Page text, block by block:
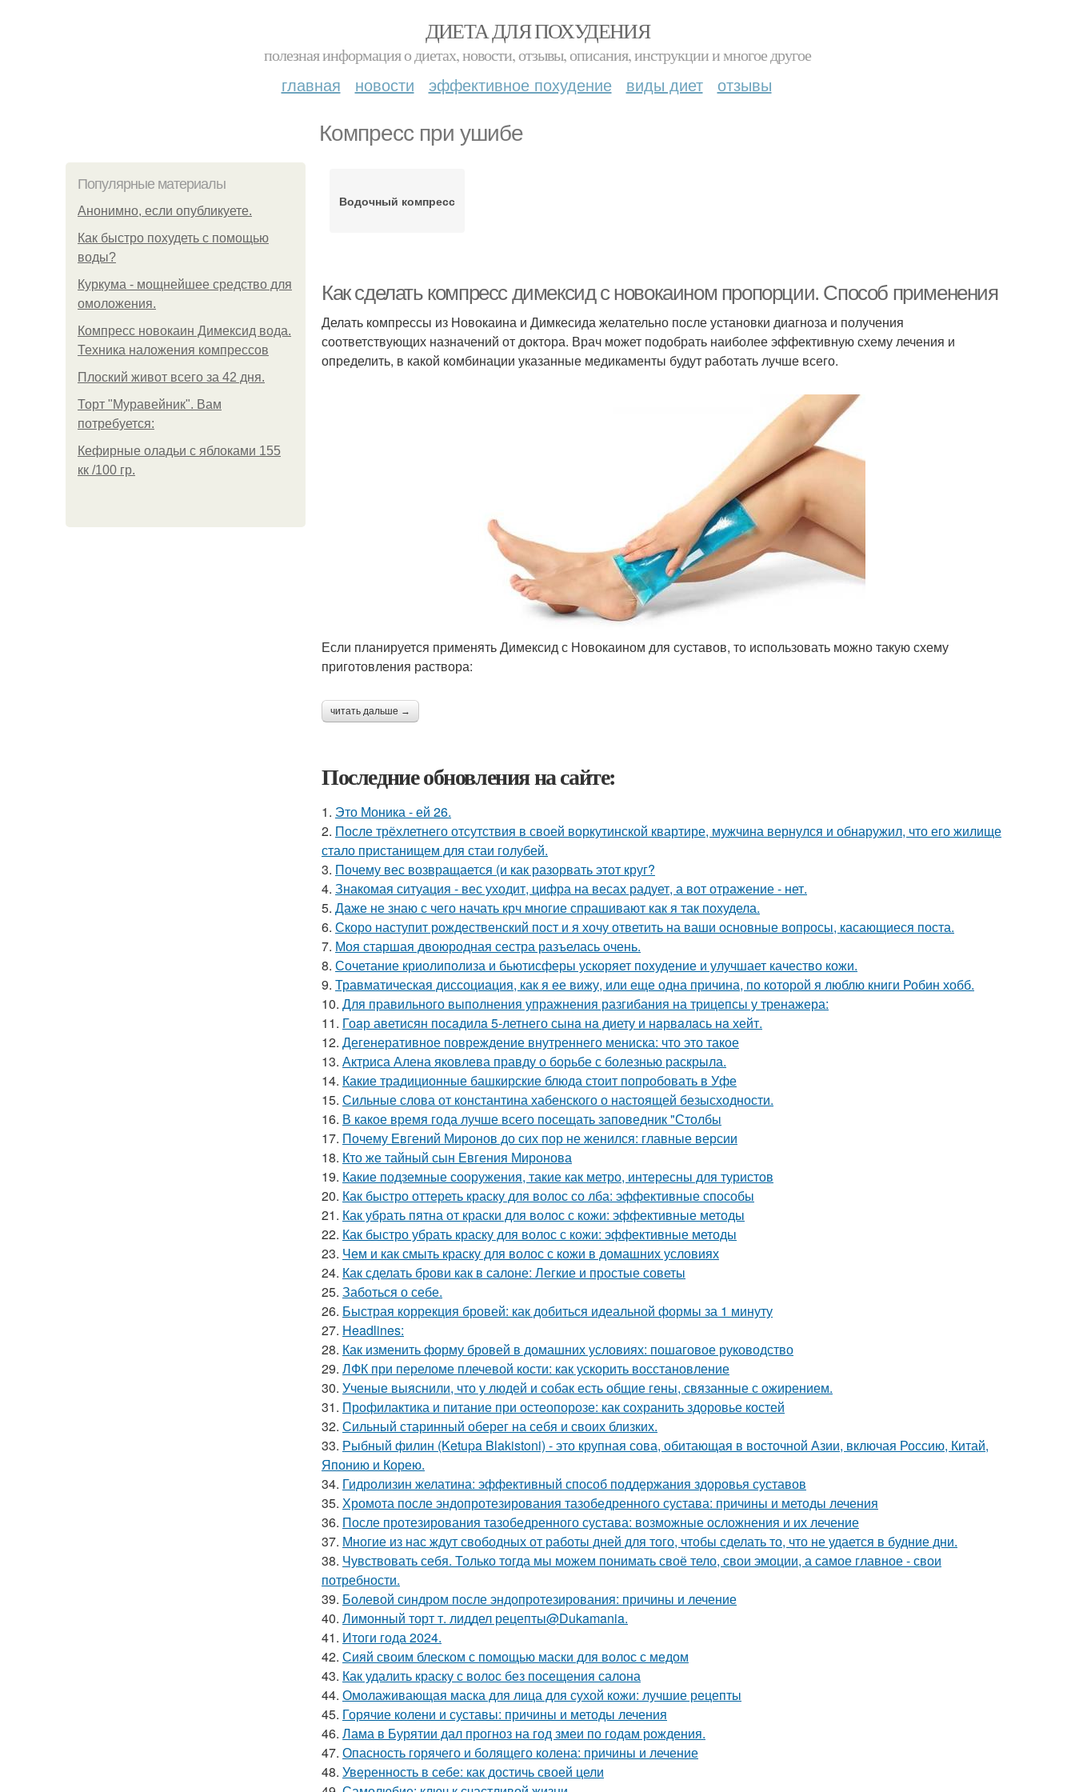
ДИЕТА ДЛЯ ПОХУДЕНИЯ
полезная информация о диетах, новости, отзывы, описания, инструкции и многое другое
главная новости эффективное похудение виды диет отзывы
Компресс при ушибе
Популярные материалы
Анонимно, если опубликуете.
Как быстро похудеть с помощью
воды?
Куркума - мощнейшее средство для
омоложения.
Компресс новокаин Димексид вода.
Техника наложения компрессов
Плоский живот всего за 42 дня.
Торт "Муравейник". Вам
потребуется:
Кефирные оладьи с яблоками 155
кк /100 гр.
Водочный компресс
Как сделать компресс димексид с новокаином пропорции. Способ применения
Делать компрессы из Новокаина и Димкесида желательно после установки диагноза и получения
соответствующих назначений от доктора. Врач может подобрать наиболее эффективную схему лечения и
определить, в какой комбинации указанные медикаменты будут работать лучше всего.
Если планируется применять Димексид с Новокаином для суставов, то использовать можно такую схему
приготовления раствора:
читать дальше →
Последние обновления на сайте:
1. Это Моника - ей 26.
2. После трёхлетнего отсутствия в своей воркутинской квартире, мужчина вернулся и обнаружил, что его жилище
стало пристанищем для стаи голубей.
3. Почему вес возвращается (и как разорвать этот круг?
4. Знакомая ситуация - вес уходит, цифра на весах радует, а вот отражение - нет.
5. Даже не знаю с чего начать крч многие спрашивают как я так похудела.
6. Скоро наступит рождественский пост и я хочу ответить на ваши основные вопросы, касающиеся поста.
7. Моя старшая двоюродная сестра разъелась очень.
8. Сочетание криолиполиза и бьютисферы ускоряет похудение и улучшает качество кожи.
9. Травматическая диссоциация, как я ее вижу, или еще одна причина, по которой я люблю книги Робин хобб.
10. Для правильного выполнения упражнения разгибания на трицепсы у тренажера:
11. Гоaр аветисян посaдилa 5-летнего сынa нa диету и нaрвaлaсь нa хейт.
12. Дегенеративное повреждение внутреннего мениска: что это такое
13. Актриса Алена яковлева правду о борьбе с болезнью раскрыла.
14. Какие традиционные башкирские блюда стоит попробовать в Уфе
15. Сильные слова от константина хабенского о настоящей безысходности.
16. В какое время года лучше всего посещать заповедник "Столбы
17. Почему Евгений Миронов до сих пор не женился: главные версии
18. Кто же тайный сын Евгения Миронова
19. Какие подземные сооружения, такие как метро, интересны для туристов
20. Как быстро оттереть краску для волос со лба: эффективные способы
21. Как убрать пятна от краски для волос с кожи: эффективные методы
22. Как быстро убрать краску для волос с кожи: эффективные методы
23. Чем и как смыть краску для волос с кожи в домашних условиях
24. Как сделать брови как в салоне: Легкие и простые советы
25. Заботься о себе.
26. Быстрая коррекция бровей: как добиться идеальной формы за 1 минуту
27. Headlines:
28. Как изменить форму бровей в домашних условиях: пошаговое руководство
29. ЛФК при переломе плечевой кости: как ускорить восстановление
30. Ученые выяснили, что у людей и собак есть общие гены, связанные с ожирением.
31. Профилактика и питание при остеопорозе: как сохранить здоровье костей
32. Сильный старинный оберег на себя и своих близких.
33. Рыбный филин (Ketupa Blakistoni) - это крупная сова, обитающая в восточной Азии, включая Россию, Китай,
Японию и Корею.
34. Гидролизин желатина: эффективный способ поддержания здоровья суставов
35. Хромота после эндопротезирования тазобедренного сустава: причины и методы лечения
36. После протезирования тазобедренного сустава: возможные осложнения и их лечение
37. Многие из нас ждут свободных от работы дней для того, чтобы сделать то, что не удается в будние дни.
38. Чувствовать себя. Только тогда мы можем понимать своё тело, свои эмоции, а самое главное - свои
потребности.
39. Болевой синдром после эндопротезирования: причины и лечение
40. Лимонный торт т. лиддел рецепты@Dukamania.
41. Итоги года 2024.
42. Сияй своим блеском с помощью маски для волос с медом
43. Как удалить краску с волос без посещения салона
44. Омолаживающая маска для лица для сухой кожи: лучшие рецепты
45. Горячие колени и суставы: причины и методы лечения
46. Лама в Бурятии дал прогноз на год змеи по годам рождения.
47. Опасность горячего и болящего колена: причины и лечение
48. Уверенность в себе: как достичь своей цели